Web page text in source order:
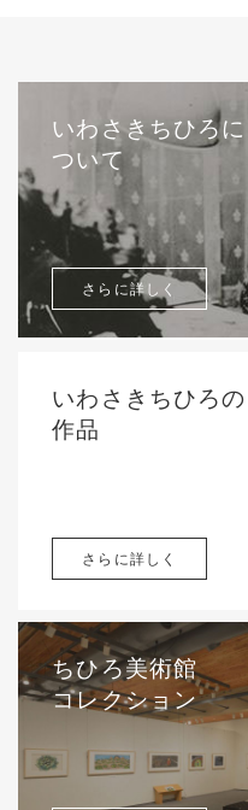
いわさきちひろに
ついて
さらに詳しく
いわさきちひろの
作品
さらに詳しく
ちひろ美術館
コレクション